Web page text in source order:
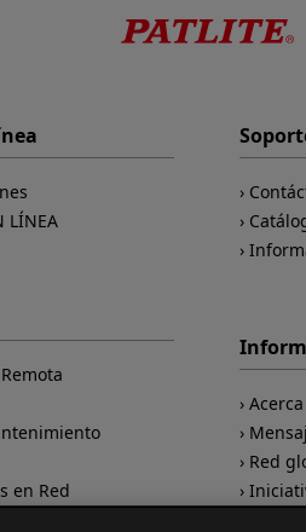
LÍNEA
en Red
Red